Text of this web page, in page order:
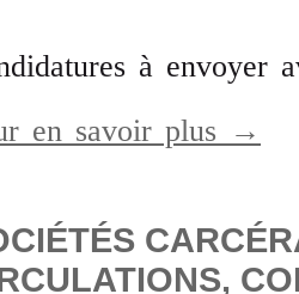
à envoyer
en savoir plus →